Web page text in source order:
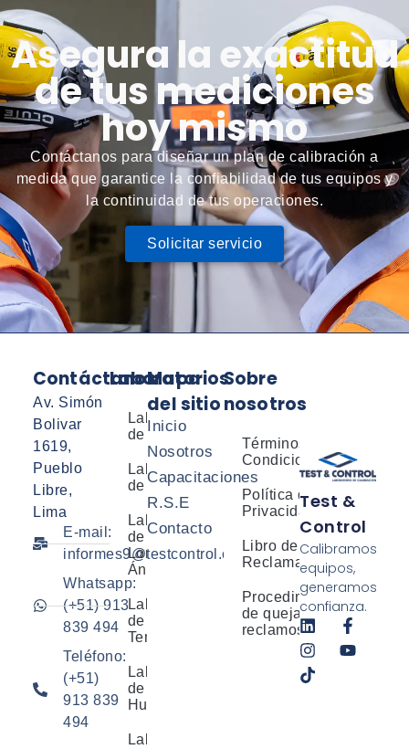
Asegura la exactitud
de tus mediciones
hoy mismo
Contáctanos para diseñar un plan de calibración a
medida que garantice la confiabilidad de tus equipos y
la continuidad de tus operaciones.
Solicitar servicio
Test &
Control
Calibramos
equipos,
generamos
confianza.
Laboratorios
Laboratorio
de Presión
Laboratorio
de Masa
Laboratorio
de
Longitud y
Ángulo
Laboratorio
de
Temperatura
Laboratorio
de
Humedad
Laboratorio
Mapa
del sitio
Inicio
Nosotros
Capacitaciones
R.S.E
Contacto
Contáctanos
Av. Simón
Bolivar
1619,
Pueblo
Libre,
Lima
E-mail:
informes9@testcontrol.com.pe
Whatsapp:
(+51) 913
839 494
Teléfono:
(+51)
913 839
494
Sobre
nosotros
Términos y
Condiciones
Política de
Privacidad
Libro de
Reclamaciones
Procedimiento
de quejas y
reclamos